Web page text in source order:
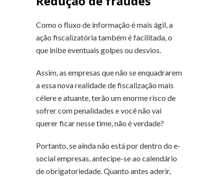
Como o fluxo de informação é mais ágil, a
ação fiscalizatória também é facilitada, o
que inibe eventuais golpes ou desvios.
Assim, as empresas que não se enquadrarem
a essa nova realidade de fiscalização mais
célere e atuante, terão um enorme risco de
sofrer com penalidades e você não vai
querer ficar nesse time, não é verdade?
Portanto, se ainda não está por dentro do e-
social empresas, antecipe-se ao calendário
de obrigatoriedade. Quanto antes aderir,